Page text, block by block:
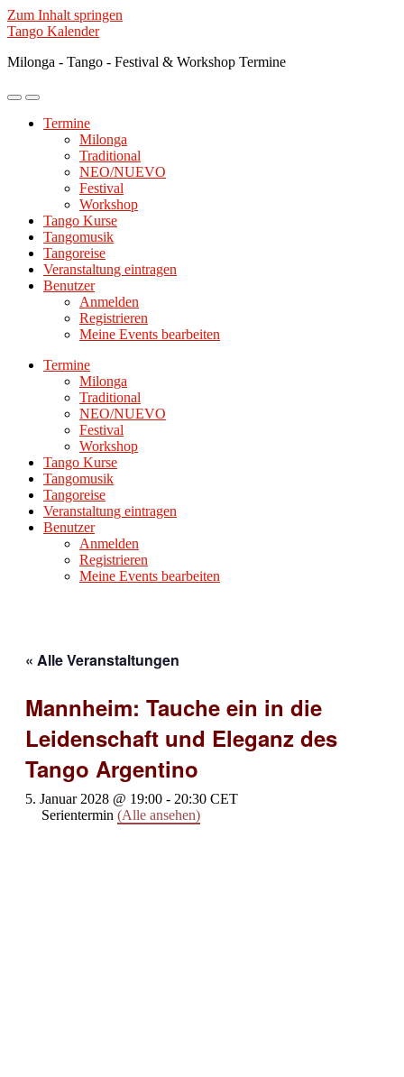
Zum Inhalt springen
Tango Kalender
Milonga - Tango - Festival & Workshop Termine
Mobile-
ein-/ausblenden
Suchfeld
ein-/ausblenden
Termine
Milonga
Traditional
NEO/NUEVO
Festival
Workshop
Tango Kurse
Tangomusik
Tangoreise
Veranstaltung eintragen
Benutzer
Anmelden
Registrieren
Meine Events bearbeiten
Termine
Milonga
Traditional
NEO/NUEVO
Festival
Workshop
Tango Kurse
Tangomusik
Tangoreise
Veranstaltung eintragen
Benutzer
Anmelden
Registrieren
Meine Events bearbeiten
« Alle Veranstaltungen
Mannheim: Tauche ein in die
Leidenschaft und Eleganz des
Tango Argentino
5. Januar 2028 @ 19:00 - 20:30 CET
Serientermin (Alle ansehen)